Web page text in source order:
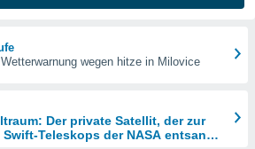
wegen hitze in Milovice
Der private Satellit, der zur
Teleskops der NASA entsandt